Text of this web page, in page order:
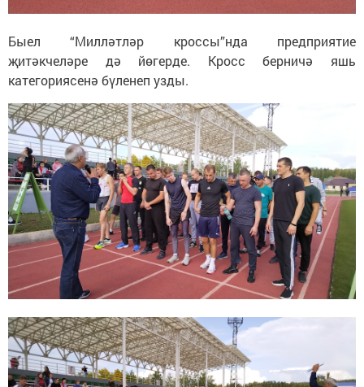
Быел “Милләтләр кроссы”нда предприятие
җитәкчеләре дә йөгерде. Кросс берничә яшь
категориясенә бүленеп узды.